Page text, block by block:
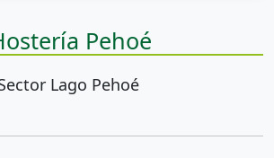
Pehoé
Lago Pehoé